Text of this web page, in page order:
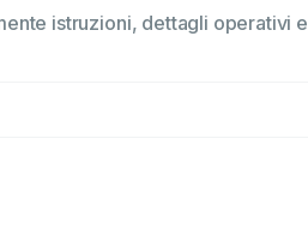
istruzioni, dettagli operativi e